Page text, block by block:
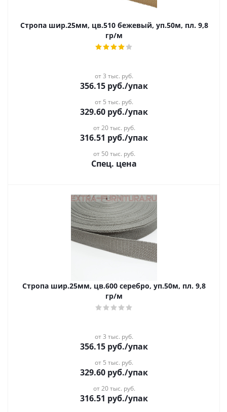
Стропа шир.25мм, цв.510 бежевый, уп.50м, пл. 9,8
гр/м
от 3 тыс. руб.
356.15 руб./упак
от 5 тыс. руб.
329.60 руб./упак
от 20 тыс. руб.
316.51 руб./упак
от 50 тыс. руб.
Спец. цена
Стропа шир.25мм, цв.600 серебро, уп.50м, пл. 9,8
гр/м
от 3 тыс. руб.
356.15 руб./упак
от 5 тыс. руб.
329.60 руб./упак
от 20 тыс. руб.
316.51 руб./упак